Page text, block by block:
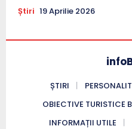
Știri 19 Aprilie 2026
ȘTIRI
OBIECTIVE TURISTICE
INFORMAȚII UTILE